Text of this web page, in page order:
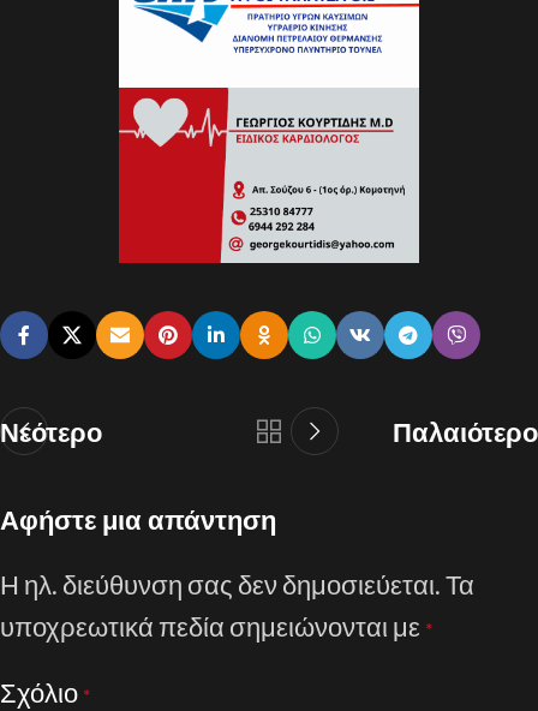
Νεότερο Παλαιότερο
Αφήστε μια απάντηση
Η ηλ. διεύθυνση σας δεν δημοσιεύεται.Τα
υποχρεωτικά πεδία σημειώνονται με *
Σχόλιο *